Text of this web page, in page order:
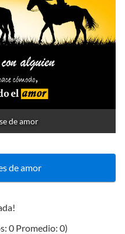
de amor
de amor
0 Promedio: 0)